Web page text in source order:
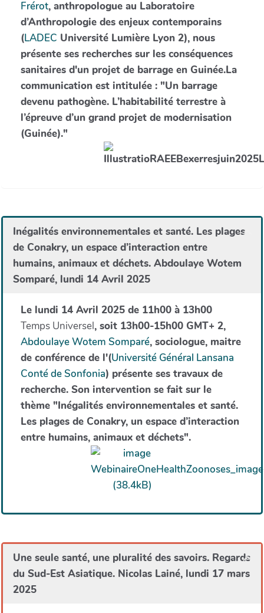
Frérot, anthropologue au Laboratoire
d’Anthropologie des enjeux contemporains
(LADEC Université Lumière Lyon 2), nous
présente ses recherches sur les conséquences
sanitaires d'un projet de barrage en Guinée.La
communication est intitulée : "Un barrage
devenu pathogène. L’habitabilité terrestre à
l’épreuve d’un grand projet de modernisation
(Guinée)."
Inégalités environnementales et santé. Les plages
de Conakry, un espace d’interaction entre
humains, animaux et déchets. Abdoulaye Wotem
Somparé, lundi 14 Avril 2025
Le lundi 14 Avril 2025 de 11h00 à 13h00
Temps Universel, soit 13h00-15h00 GMT+ 2,
Abdoulaye Wotem Somparé, sociologue, maitre
de conférence de l'(Université Général Lansana
Conté de Sonfonia) présente ses travaux de
recherche. Son intervention se fait sur le
thème "Inégalités environnementales et santé.
Les plages de Conakry, un espace d’interaction
entre humains, animaux et déchets".
Une seule santé, une pluralité des savoirs. Regards
du Sud-Est Asiatique. Nicolas Lainé, lundi 17 mars
2025